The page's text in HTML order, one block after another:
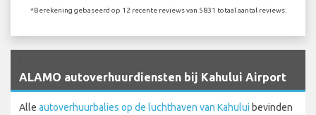
*Berekening gebaseerd op 12 recente reviews van 5831 totaal aantal reviews.
ALAMO autoverhuurdiensten bij Kahului Airport
Alle autoverhuurbalies op de luchthaven van Kahului bevinden